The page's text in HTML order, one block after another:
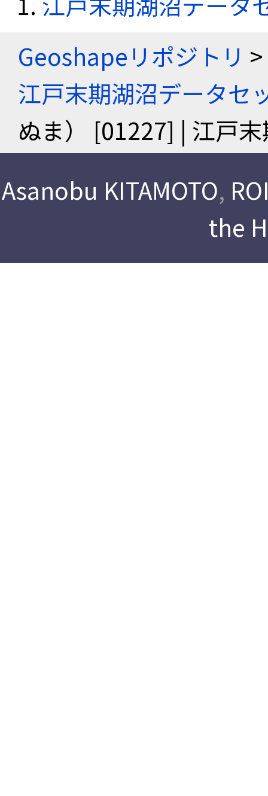
Geoshapeリポジトリ >
江戸末期湖沼データセ
ぬま） [01227] | 江戸
Asanobu KITAMOTO,
the